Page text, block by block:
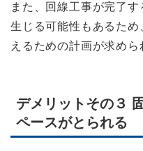
また、回線工事が完了
生じる可能性もあるた
えるための計画が求めら
デメリットその３
ペースがとられる